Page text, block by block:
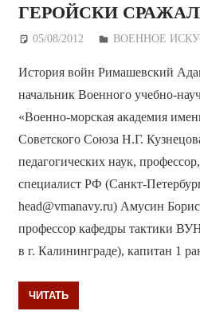
ГЕРОЙСКИ
05/08/2012 Дежурный по
ВОЕННОЕ
История войн Римашевский
начальник Военного учебно-
«Военно-морская академия
Советского Союза Н.Г.
педагогических наук,
специалист РФ (Санкт-
head@vmanavy.ru) Амусин
профессор кафедры тактики
в г. Калининграде), капитан 1
ЧИТАТЬ